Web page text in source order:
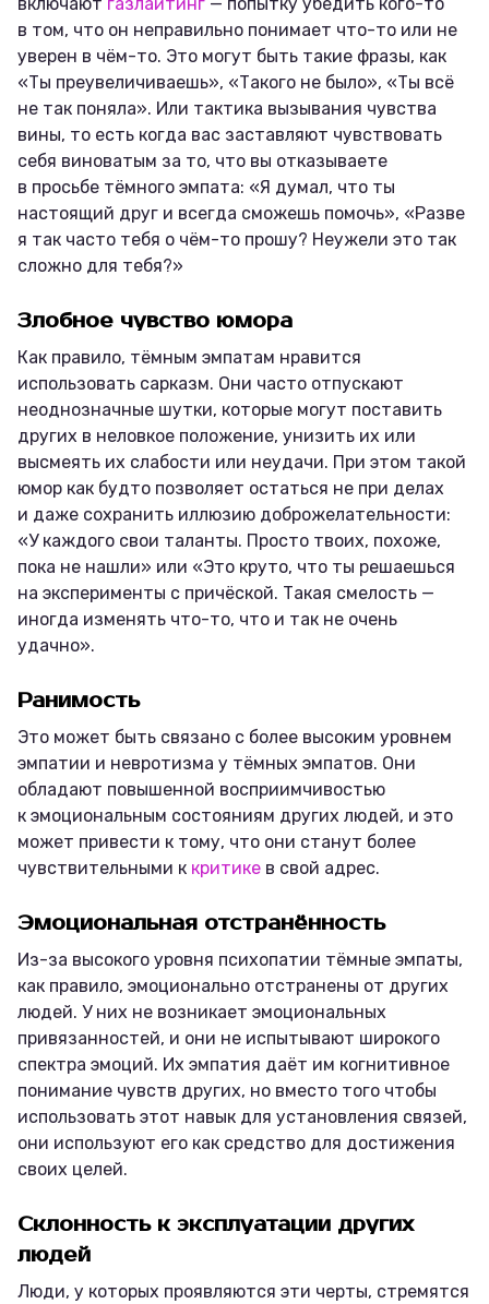
включают газлайтинг — попытку убедить кого-то
в том, что он неправильно понимает что-то или не
уверен в чём-то. Это могут быть такие фразы, как
«Ты преувеличиваешь», «Такого не было», «Ты всё
не так поняла». Или тактика вызывания чувства
вины, то есть когда вас заставляют чувствовать
себя виноватым за то, что вы отказываете
в просьбе тёмного эмпата: «Я думал, что ты
настоящий друг и всегда сможешь помочь», «Разве
я так часто тебя о чём-то прошу? Неужели это так
сложно для тебя?»
Злобное чувство юмора
Как правило, тёмным эмпатам нравится
использовать сарказм. Они часто отпускают
неоднозначные шутки, которые могут поставить
других в неловкое положение, унизить их или
высмеять их слабости или неудачи. При этом такой
юмор как будто позволяет остаться не при делах
и даже сохранить иллюзию доброжелательности:
«У каждого свои таланты. Просто твоих, похоже,
пока не нашли» или «Это круто, что ты решаешься
на эксперименты с причёской. Такая смелость —
иногда изменять что-то, что и так не очень
удачно».
Ранимость
Это может быть связано с более высоким уровнем
эмпатии и невротизма у тёмных эмпатов. Они
обладают повышенной восприимчивостью
к эмоциональным состояниям других людей, и это
может привести к тому, что они станут более
чувствительными к критике в свой адрес.
Эмоциональная отстранённость
Из-за высокого уровня психопатии тёмные эмпаты,
как правило, эмоционально отстранены от других
людей. У них не возникает эмоциональных
привязанностей, и они не испытывают широкого
спектра эмоций. Их эмпатия даёт им когнитивное
понимание чувств других, но вместо того чтобы
использовать этот навык для установления связей,
они используют его как средство для достижения
своих целей.
Склонность к эксплуатации других
людей
Люди, у которых проявляются эти черты, стремятся